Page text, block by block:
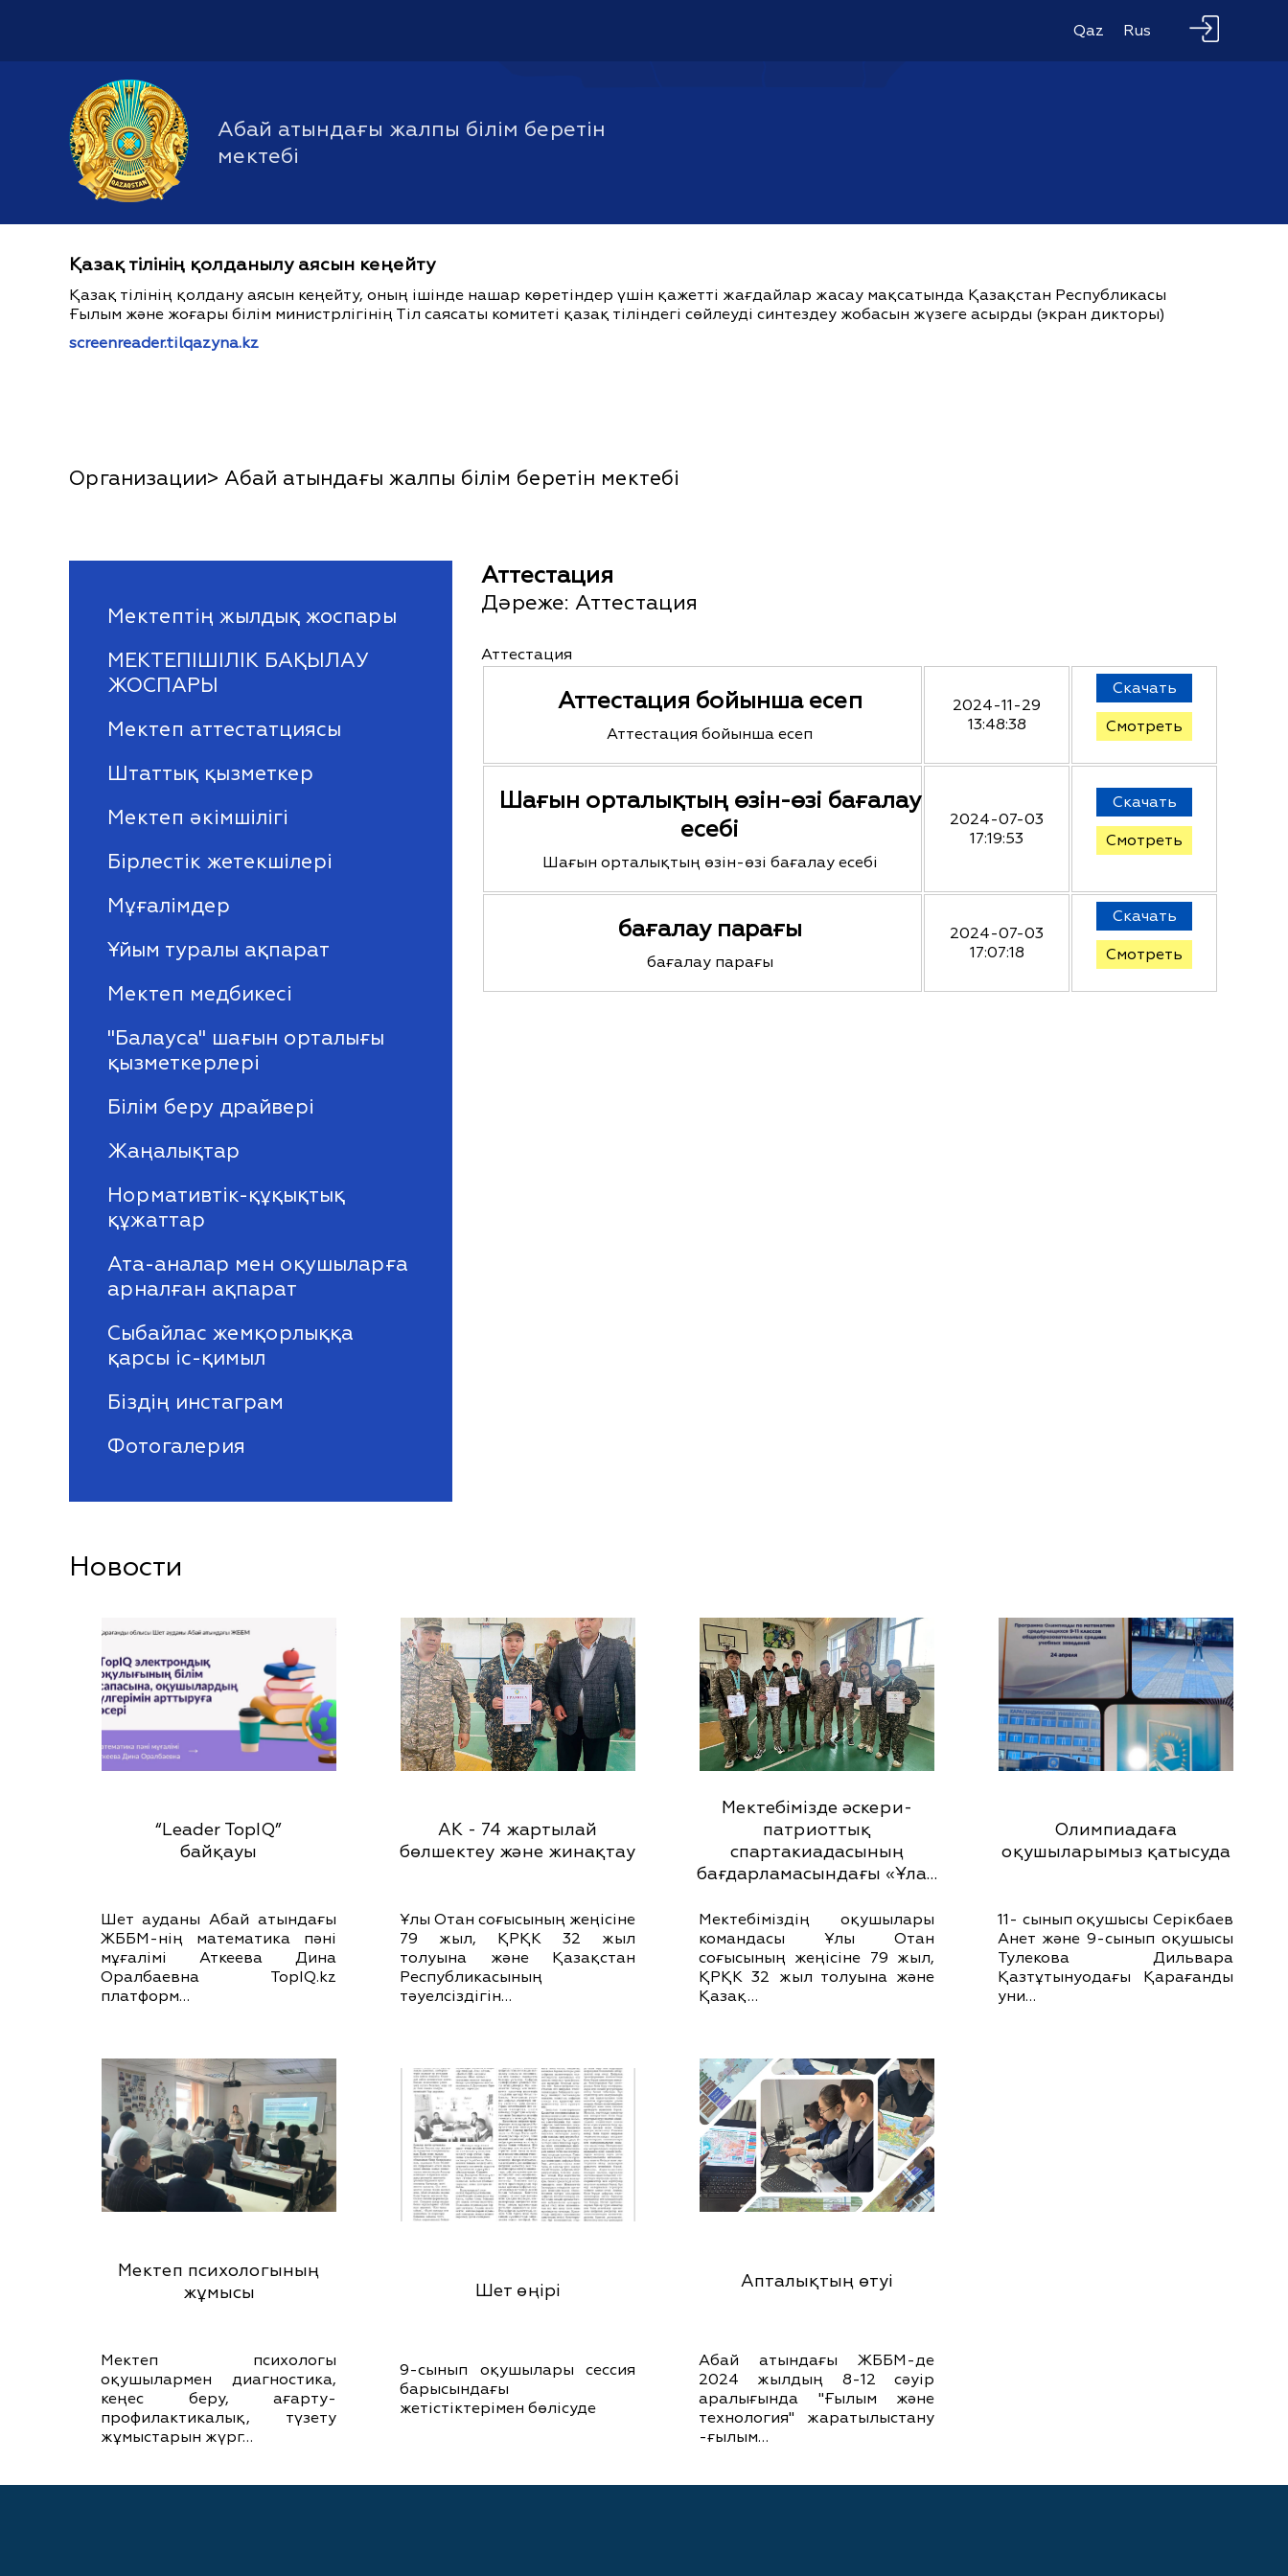
Qaz Rus
Абай атындағы жалпы білім беретін
мектебі
Қазақ тілінің қолданылу аясын кеңейту
Қазақ тілінің қолдану аясын кеңейту, оның ішінде нашар көретіндер үшін қажетті жағдайлар жасау мақсатында Қазақстан Республикасы
Ғылым және жоғары білім министрлігінің Тіл саясаты комитеті қазақ тіліндегі сөйлеуді синтездеу жобасын жүзеге асырды (экран дикторы)
screenreader.tilqazyna.kz
Организации> Абай атындағы жалпы білім беретін мектебі
Мектептің жылдық жоспары
МЕКТЕПІШІЛІК БАҚЫЛАУ
ЖОСПАРЫ
Мектеп аттестатциясы
Штаттық қызметкер
Мектеп әкімшілігі
Бірлестік жетекшілері
Мұғалімдер
Ұйым туралы ақпарат
Мектеп медбикесі
''Балауса" шағын орталығы
қызметкерлері
Білім беру драйвері
Жаңалықтар
Нормативтік-құқықтық
құжаттар
Ата-аналар мен оқушыларға
арналған ақпарат
Сыбайлас жемқорлыққа
қарсы іс-қимыл
Біздің инстаграм
Фотогалерия
Аттестация
Дәреже: Аттестация
Аттестация
Аттестация бойынша есеп
Аттестация бойынша есеп
2024-11-29
13:48:38
Скачать
Смотреть
Шағын орталықтың өзін-өзі бағалау
есебі
Шағын орталықтың өзін-өзі бағалау есебі
2024-07-03
17:19:53
Скачать
Смотреть
бағалау парағы
бағалау парағы
2024-07-03
17:07:18
Скачать
Смотреть
Новости
“Leader TopIQ”
байқауы
Шет ауданы Абай атындағы
ЖББМ-нің математика пәні
мұғалімі Аткеева Дина
Оралбаевна TopIQ.kz
платформ…
АК - 74 жартылай
бөлшектеу және жинақтау
Ұлы Отан соғысының жеңісіне
79 жыл, ҚРҚК 32 жыл
толуына және Қазақстан
Республикасының
тәуелсіздігін…
Мектебімізде әскери-
патриоттық
спартакиадасының
бағдарламасындағы «Ұла…
Мектебіміздің оқушылары
командасы Ұлы Отан
соғысының жеңісіне 79 жыл,
ҚРҚК 32 жыл толуына және
Қазақ…
Олимпиадаға
оқушыларымыз қатысуда
11- сынып оқушысы Серікбаев
Анет және 9-сынып оқушысы
Тулекова Дильвара
Қазтұтынуодағы Қарағанды
уни…
Мектеп психологының
жұмысы
Мектеп психологы
оқушылармен диагностика,
кеңес беру, ағарту-
профилактикалық, түзету
жұмыстарын жүрг…
Шет өңірі
9-сынып оқушылары сессия
барысындағы
жетістіктерімен бөлісуде
Апталықтың өтуі
Абай атындағы ЖББМ-де
2024 жылдың 8-12 сәуір
аралығында "Ғылым және
технология" жаратылыстану
-ғылым…